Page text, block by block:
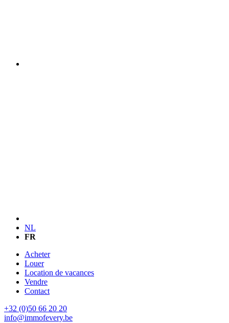
NL
FR
Acheter
Louer
Location de vacances
Vendre
Contact
+32 (0)50 66 20 20
info@immofevery.be